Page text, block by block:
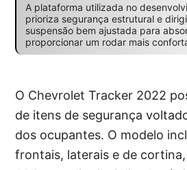
A plataforma utilizada no
prioriza segurança estrutural e
suspensão bem ajustada para
proporcionar um rodar mais
O Chevrolet Tracker 2022
de itens de segurança
dos ocupantes. O modelo
frontais, laterais e de